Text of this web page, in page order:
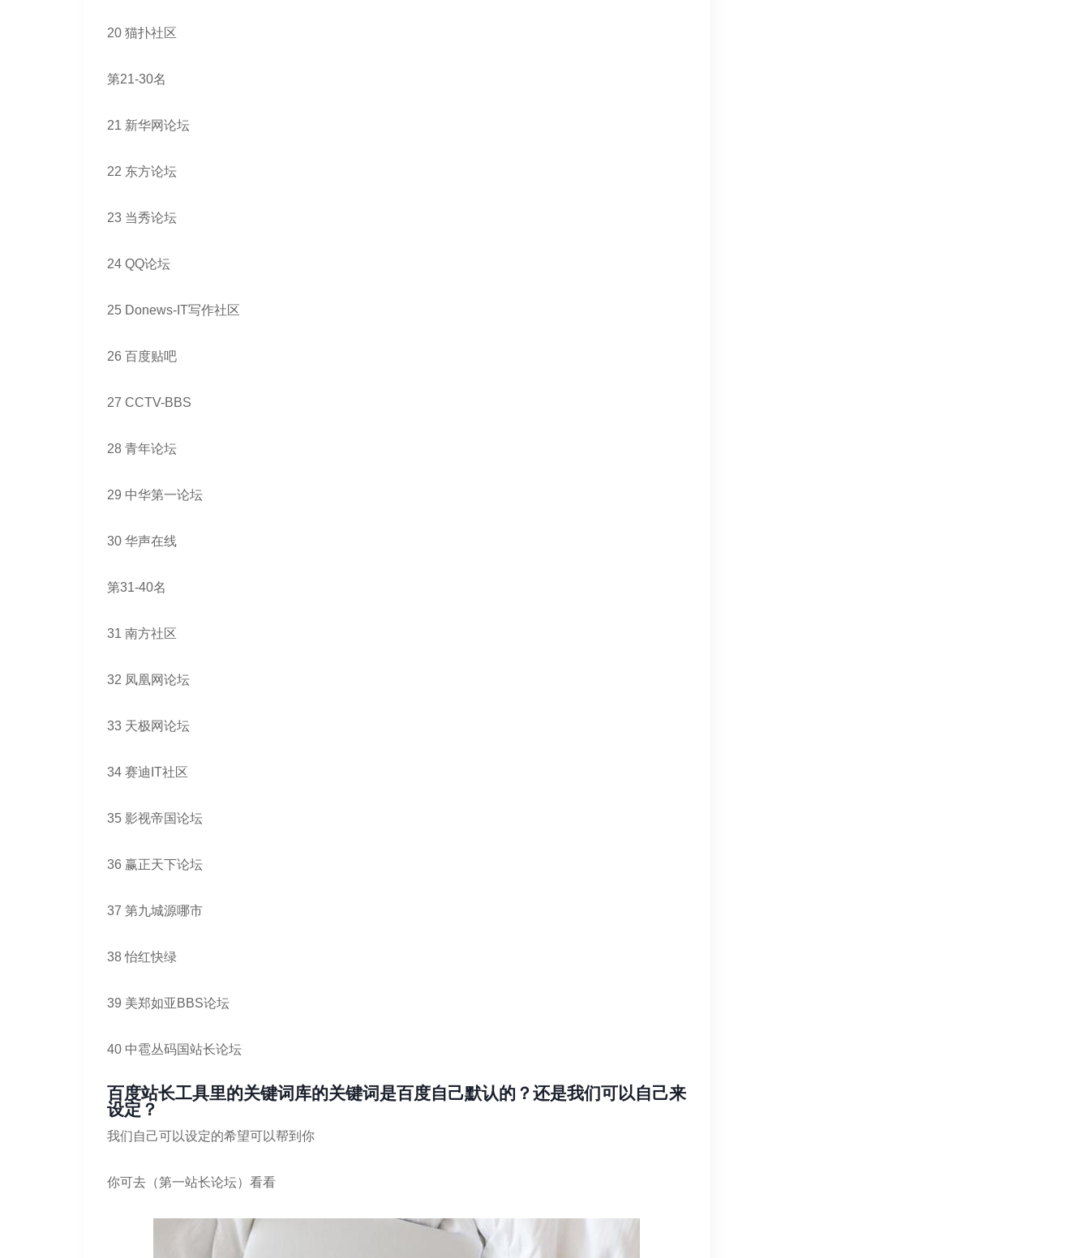
20 猫扑社区
第21-30名
21 新华网论坛
22 东方论坛
23 当秀论坛
24 QQ论坛
25 Donews-IT写作社区
26 百度贴吧
27 CCTV-BBS
28 青年论坛
29 中华第一论坛
30 华声在线
第31-40名
31 南方社区
32 凤凰网论坛
33 天极网论坛
34 赛迪IT社区
35 影视帝国论坛
36 赢正天下论坛
37 第九城源哪市
38 怡红快绿
39 美郑如亚BBS论坛
40 中雹丛码国站长论坛
百度站长工具里的关键词库的关键词是百度自己默认的？还是我们可以自己来
设定？
我们自己可以设定的希望可以帮到你
你可去（第一站长论坛）看看